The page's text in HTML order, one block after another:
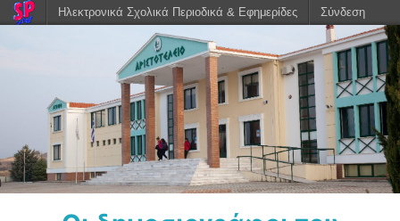
Ηλεκτρονικά Σχολικά Περιοδικά & Εφημερίδες Σύνδεση